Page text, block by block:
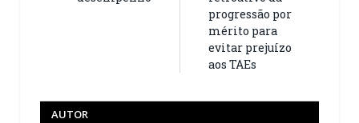
progressão por
mérito para
evitar prejuízo
aos TAEs
AUTOR